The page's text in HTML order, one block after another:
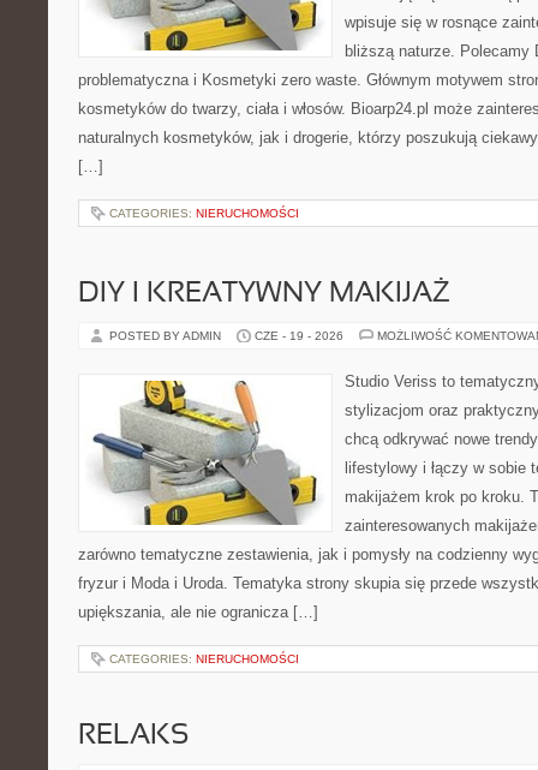
wpisuje się w rosnące
bliższą naturze. Polecamy
problematyczna i Kosmetyki zero waste. Głównym motywem
kosmetyków do twarzy, ciała i włosów. Bioarp24.pl może
naturalnych kosmetyków, jak i drogerie, którzy poszukują
[…]
CATEGORIES: NIERUCHOMOŚCI
DIY I KREATYWNY MAKIJAŻ
POSTED BY ADMIN CZE - 19 - 2026 MOŻLIWOŚĆ
Studio Veriss to
stylizacjom oraz
chcą odkrywać nowe
lifestylowy i łączy w sobie
makijażem krok po kroku.
zainteresowanych
zarówno tematyczne zestawienia, jak i pomysły na codzienny
fryzur i Moda i Uroda. Tematyka strony skupia się przede
upiększania, ale nie ogranicza […]
CATEGORIES: NIERUCHOMOŚCI
RELAKS